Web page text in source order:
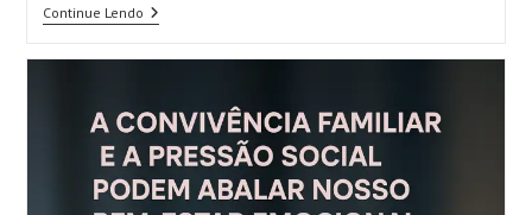
Continue LendoOs
Na
Inteligência
Emocional
Como lidar com a pressão digital: